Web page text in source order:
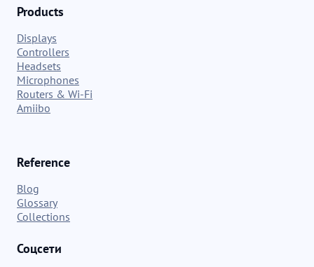
Products
Displays
Controllers
Headsets
Microphones
Routers & Wi-Fi
Amiibo
Reference
Blog
Glossary
Collections
Соцсети